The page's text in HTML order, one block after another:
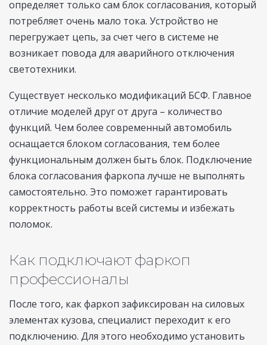
определяет только сам блок согласования, который
потребляет очень мало тока. Устройство не
перегружает цепь, за счет чего в системе не
возникает повода для аварийного отключения
светотехники.
Существует несколько модификаций БСФ. Главное
отличие моделей друг от друга – количество
функций. Чем более современный автомобиль
оснащается блоком согласования, тем более
функциональным должен быть блок. Подключение
блока согласования фаркопа лучше не выполнять
самостоятельно. Это поможет гарантировать
корректность работы всей системы и избежать
поломок.
Как подключают фаркоп
профессионалы
После того, как фаркоп зафиксирован на силовых
элементах кузова, специалист переходит к его
подключению. Для этого необходимо установить